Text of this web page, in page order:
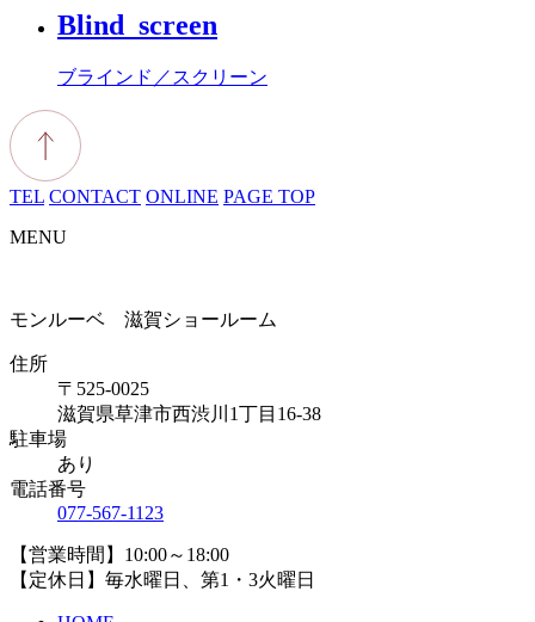
Blind_screen
ブラインド／スクリーン
TEL CONTACT ONLINE PAGE TOP
MENU
モンルーベ 滋賀ショールーム
住所
〒525-0025
滋賀県草津市西渋川1丁目16-38
駐車場
あり
電話番号
077-567-1123
【営業時間】10:00～18:00
【定休日】毎水曜日、第1・3火曜日